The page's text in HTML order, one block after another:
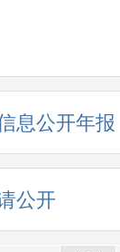
息公开年报
公开